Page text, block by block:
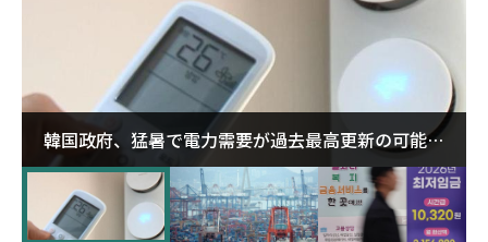
韓国政府、猛暑で電力需要が過去最高更新の可能性
に需給対応体制を点検